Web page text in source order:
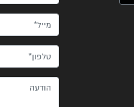
מייל*
טלפון*
הודעה